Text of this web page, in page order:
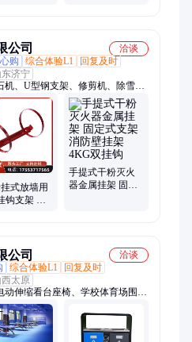
公司
洽谈
购 综合体验L1
回复及时
东济宁
机、U型钢支架、修剪机、除雪
、呼吸器、地钻、水带、灭火器、
机械、园林机械、轨道机械、搅拌
耙斗装岩机
式放墙用
钩支架 灭
手提式干粉灭火
器金属挂架 固定
公司
洽谈
综合体验L1
回复及时
西太原
动伸缩看台座椅、学校体育场围
幼儿园悬浮运动地板、学校塑胶跑
塑胶地面、足球场人造仿真休闲
运动馆器材、球场舞蹈室幼儿园运